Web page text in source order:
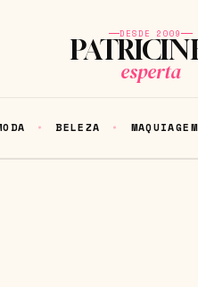
DESDE 2009
esperta
BELEZA MAQUIAGEM